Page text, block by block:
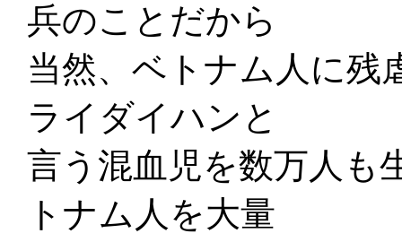
兵のことだから
当然、ベトナム人に残
ライダイハンと
言う混血児を数万人も
トナム人を大量